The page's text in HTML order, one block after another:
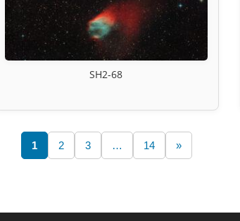
SH2-68
1 2 3 … 14 »